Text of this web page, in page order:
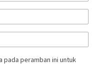
pada peramban ini untuk